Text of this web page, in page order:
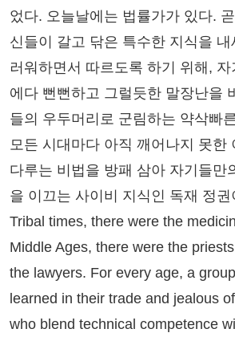
었다. 오늘날에는 법률가가 있다.
신들이 갈고 닦은 특수한 지식을
러워하면서 따르도록 하기 위해,
에다 뻔뻔하고 그럴듯한 말장난을
들의 우두머리로 군림하는 약삭빠
모든 시대마다 아직 깨어나지 못한
다루는 비법을 방패 삼아 자기들만
을 이끄는 사이비 지식인 독재 정
Tribal times, there were the
Middle Ages, there were the
the lawyers. For every age, a
learned in their trade and jealous
who blend technical competence